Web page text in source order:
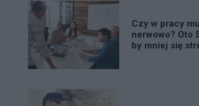
Czy w pracy
nerwowo? Oto
by mniej się